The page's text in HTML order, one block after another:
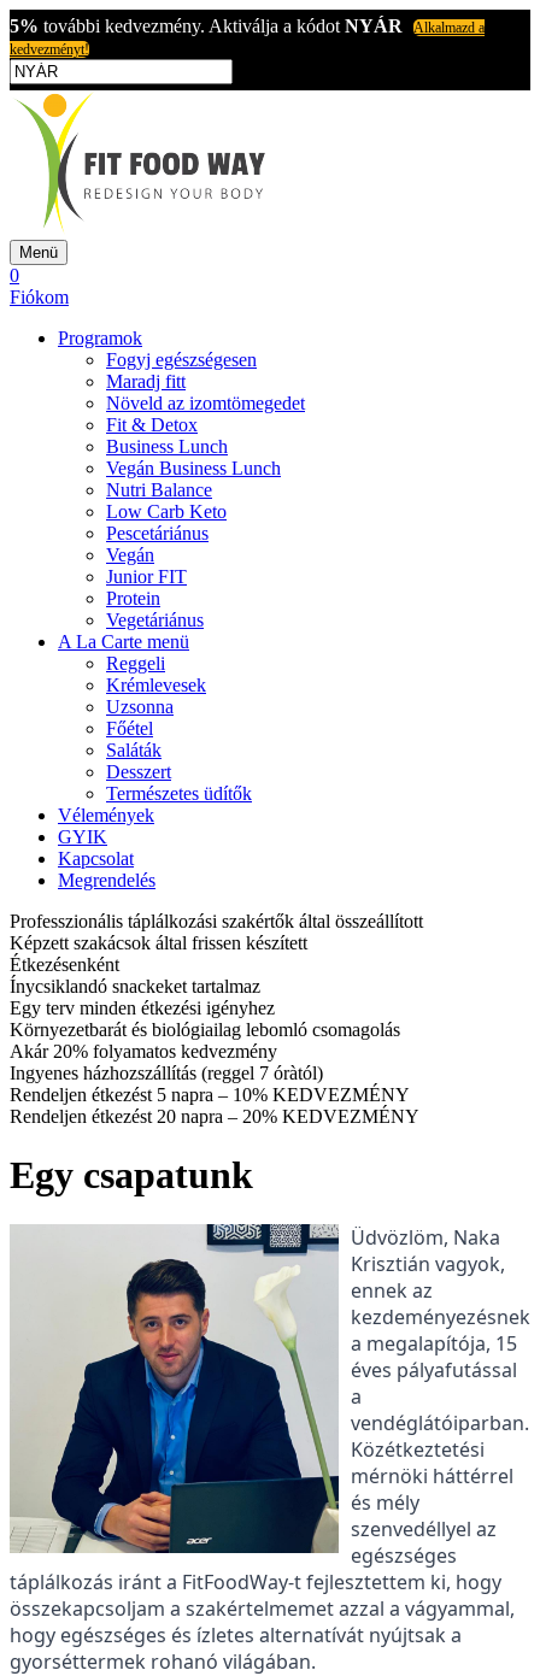
5% további kedvezmény. Aktiválja a kódot NYÁR
Alkalmazd a
kedvezményt!
Menü
0
Fiókom
Programok
Fogyj egészségesen
Maradj fitt
Növeld az izomtömegedet
Fit & Detox
Business Lunch
Vegán Business Lunch
Nutri Balance
Low Carb Keto
Pescetáriánus
Vegán
Junior FIT
Protein
Vegetáriánus
A La Carte menü
Reggeli
Krémlevesek
Uzsonna
Főétel
Saláták
Desszert
Természetes üdítők
Vélemények
GYIK
Kapcsolat
Megrendelés
Professzionális táplálkozási szakértők által összeállított
Képzett szakácsok által frissen készített
Étkezésenként
Ínycsiklandó snackeket tartalmaz
Egy terv minden étkezési igényhez
Környezetbarát és biológiailag lebomló csomagolás
Akár 20% folyamatos kedvezmény
Ingyenes házhozszállítás (reggel 7 óràtól)
Rendeljen étkezést 5 napra – 10% KEDVEZMÉNY
Rendeljen étkezést 20 napra – 20% KEDVEZMÉNY
Egy csapatunk
Üdvözlöm, Naka
Krisztián vagyok,
ennek az
kezdeményezésnek
a megalapítója, 15
éves pályafutással
a
vendéglátóiparban.
Közétkeztetési
mérnöki háttérrel
és mély
szenvedéllyel az
egészséges
táplálkozás iránt a FitFoodWay-t fejlesztettem ki, hogy
összekapcsoljam a szakértelmemet azzal a vágyammal,
hogy egészséges és ízletes alternatívát nyújtsak a
gyorséttermek rohanó világában.